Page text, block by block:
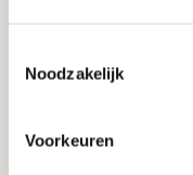
Noodzakelijk
Voorkeuren
Haftungsausschluss